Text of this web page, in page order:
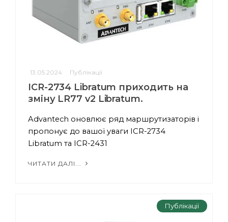
13.05.2024 Публікації
ICR-2734 Libratum приходить на
зміну LR77 v2 Libratum.
Advantech оновлює ряд маршрутизаторів і
пропонує до вашої уваги ICR-2734
Libratum та ICR-2431
ЧИТАТИ ДАЛІ...
Публікації